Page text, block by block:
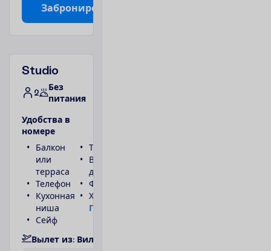
Заброниро
Studio
2
Без
питания
Удобства в
номере
Балкон
или
терраса
Телефон
Кухонная
ниша
Сейф
Туалет
Ванна или
душ
Фен
Холодильник
П
Вылет из: Вил